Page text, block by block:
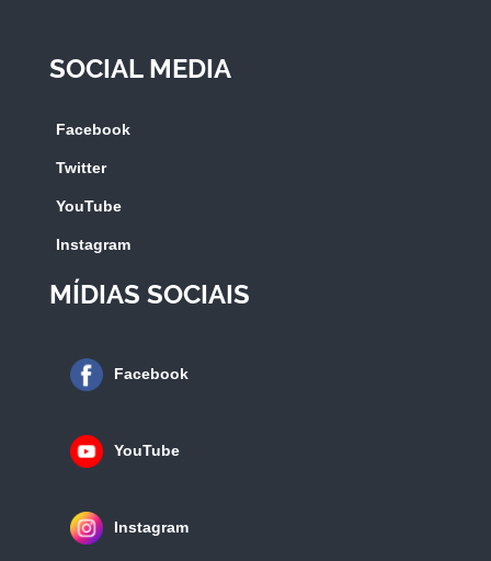
SOCIAL MEDIA
Facebook
Twitter
YouTube
Instagram
MÍDIAS SOCIAIS
Facebook
YouTube
Instagram